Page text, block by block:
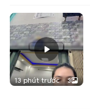
13 phút trước 3